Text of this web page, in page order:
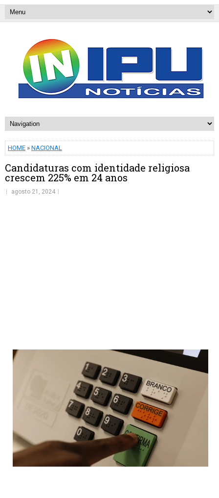
HOME » NACIONAL
Candidaturas com identidade religiosa
crescem 225% em 24 anos
agosto 21, 2024